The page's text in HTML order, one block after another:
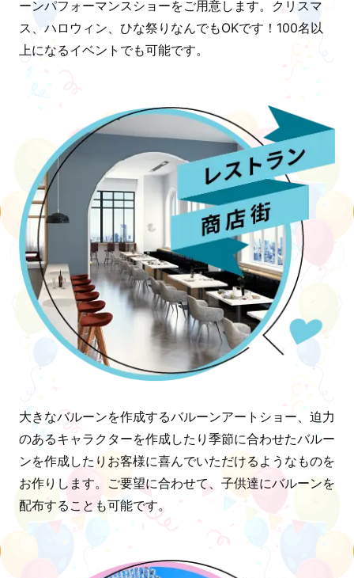
ーンパフォーマンスショーをご用意します。クリスマ
ス、ハロウィン、ひな祭りなんでもOKです！100名以
上になるイベントでも可能です。
大きなバルーンを作成するバルーンアートショー、迫力
のあるキャラクターを作成したり季節に合わせたバルー
ンを作成したりお客様に喜んでいただけるようなものを
お作りします。ご要望に合わせて、子供達にバルーンを
配布することも可能です。